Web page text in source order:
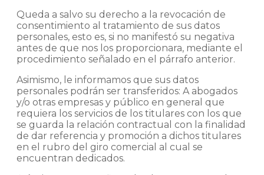
Queda a salvo su derecho a la revocación de
consentimiento al tratamiento de sus datos
personales, esto es, si no manifestó su negativa
antes de que nos los proporcionara, mediante el
procedimiento señalado en el párrafo anterior.
Asimismo, le informamos que sus datos
personales podrán ser transferidos: A abogados
y/o otras empresas y público en general que
requiera los servicios de los titulares con los que
se guarda la relación contractual con la finalidad
de dar referencia y promoción a dichos titulares
en el rubro del giro comercial al cual se
encuentran dedicados.